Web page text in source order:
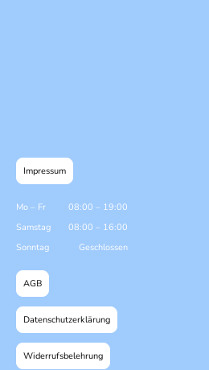
Impressum
Mo – Fr 08:00 – 19:00
Samstag
08:00 – 16:00
Sonntag
Geschlossen
AGB
Datenschutzerklärung
Widerrufsbelehrung